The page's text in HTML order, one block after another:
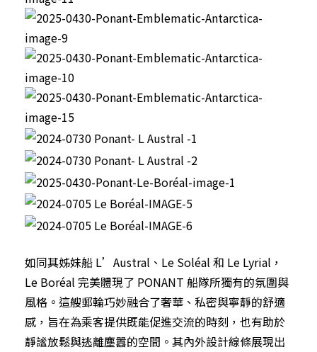
如同其姊妹船 L’Austral、Le Soléal 和 Le Lyrial，
Le Boréal 完美體現了 PONANT 船隊所獨有的氛圍與
風格。這艘郵輪巧妙融合了奢華、私密與寧靜的舒適
感，旨在為乘客提供既能促進交流的時刻，也有助於
靜謐放鬆與逃離塵囂的空間。其內外設計線條展現出